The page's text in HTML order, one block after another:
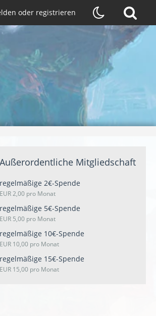
oder registrieren
Außerordentliche Mitgliedschaft
regelmäßige 2€-Spende
EUR 2,00 pro Monat
regelmäßige 5€-Spende
EUR 5,00 pro Monat
regelmäßige 10€-Spende
EUR 10,00 pro Monat
regelmäßige 15€-Spende
EUR 15,00 pro Monat